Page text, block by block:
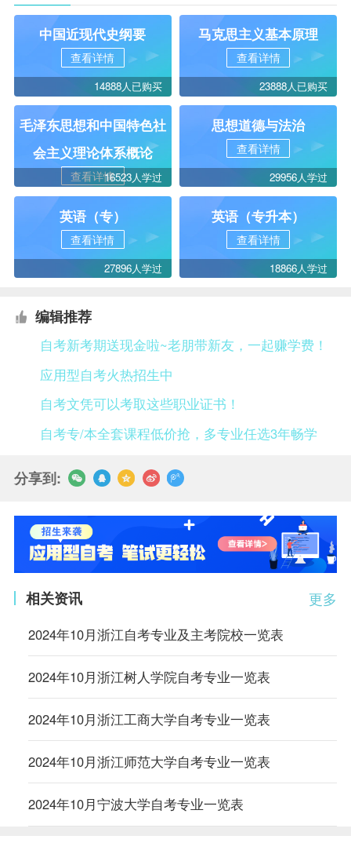
中国近现代史纲要
查看详情
14888人已购买
马克思主义基本原理
查看详情
23888人已购买
毛泽东思想和中国特色社
会主义理论体系概论
查看详情16523人学过
思想道德与法治
查看详情
29956人学过
英语（专）
查看详情
27896人学过
英语（专升本）
查看详情
18866人学过
编辑推荐
自考新考期送现金啦~老朋带新友，一起赚学费！
应用型自考火热招生中
自考文凭可以考取这些职业证书！
自考专/本全套课程低价抢，多专业任选3年畅学
分享到:
更多
相关资讯
2024年10月浙江自考专业及主考院校一览表
2024年10月浙江树人学院自考专业一览表
2024年10月浙江工商大学自考专业一览表
2024年10月浙江师范大学自考专业一览表
2024年10月宁波大学自考专业一览表